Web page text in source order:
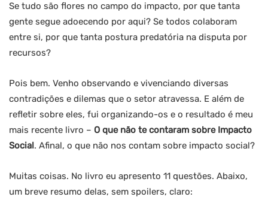
Se tudo são flores no campo do impacto, por que tanta
gente segue adoecendo por aqui? Se todos colaboram
entre si, por que tanta postura predatória na disputa por
recursos?
Pois bem. Venho observando e vivenciando diversas
contradições e dilemas que o setor atravessa. E além de
refletir sobre eles, fui organizando-os e o resultado é meu
mais recente livro – O que não te contaram sobre Impacto
Social. Afinal, o que não nos contam sobre impacto social?
Muitas coisas. No livro eu apresento 11 questões. Abaixo,
um breve resumo delas, sem spoilers, claro: